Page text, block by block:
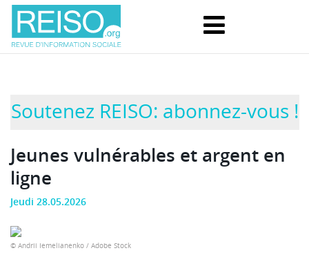
Soutenez REISO: abonnez-vous !
Jeunes vulnérables et argent en
ligne
Jeudi 28.05.2026
© Andrii Iemelianenko / Adobe Stock